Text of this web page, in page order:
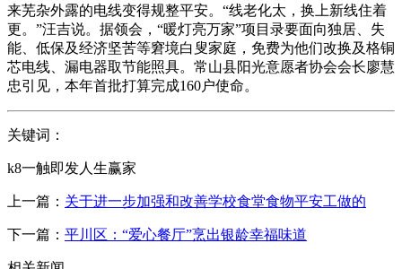
来芜杂外露的电线变得规整平安。“线老化太，换上新线住着
更。”汪吉说。据领会，“暖灯亮万家”项目录要面向独居、失
能、低保及经济坚苦等窘境白叟家庭，免费为他们改换及格铜
芯电线、漏电器取节能照具。常山县阳光意愿者协会会长廖慧
忠引见，本年首批打算完成160户使命。
关键词：
k8一触即发人生赢家
上一篇： 关于进一步加强和改善学校食堂食物平安工做的
下一篇： 平川区：“爱心餐厅”烹出银龄幸福味道